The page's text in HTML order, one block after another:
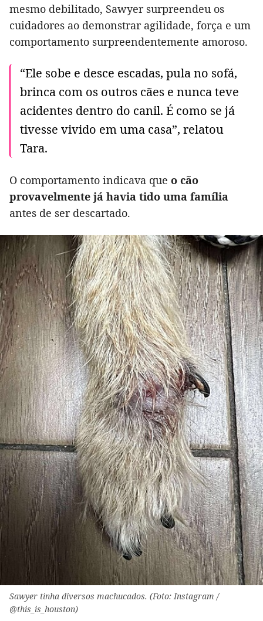
mesmo debilitado, Sawyer surpreendeu os
cuidadores ao demonstrar agilidade, força e um
comportamento surpreendentemente amoroso.
“Ele sobe e desce escadas, pula no sofá,
brinca com os outros cães e nunca teve
acidentes dentro do canil. É como se já
tivesse vivido em uma casa”, relatou
Tara.
O comportamento indicava que o cão
provavelmente já havia tido uma família
antes de ser descartado.
Sawyer tinha diversos machucados. (Foto: Instagram /
@this_is_houston)